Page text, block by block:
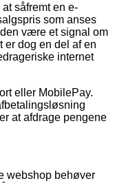
såfremt en e-
som anses
være et signal om
er dog en del af en
internet
eller MobilePay.
at afdrage pengene
webshop behøver